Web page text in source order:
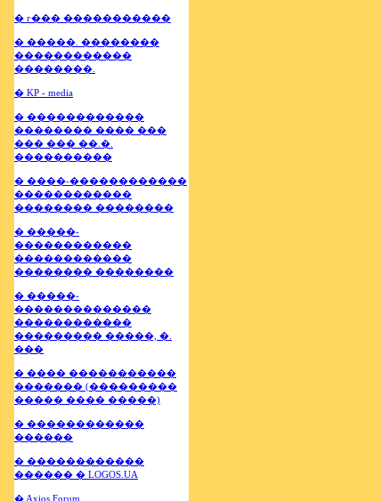
� г��� �����������
� �����. ��������
������������
��������.
� KP - media
� ������������
�������� ���� ���
��� ��� ��.�.
����������
� ����-������������
������������
�������� ��������
� �����-
������������
������������
�������� ��������
� �����-
��������������
������������
��������� �����, �.
���
� ���� �����������
������� (���������
����� ���� �����)
� ������������
������
� ������������
������ � LOGOS.UA
� Axios Forum